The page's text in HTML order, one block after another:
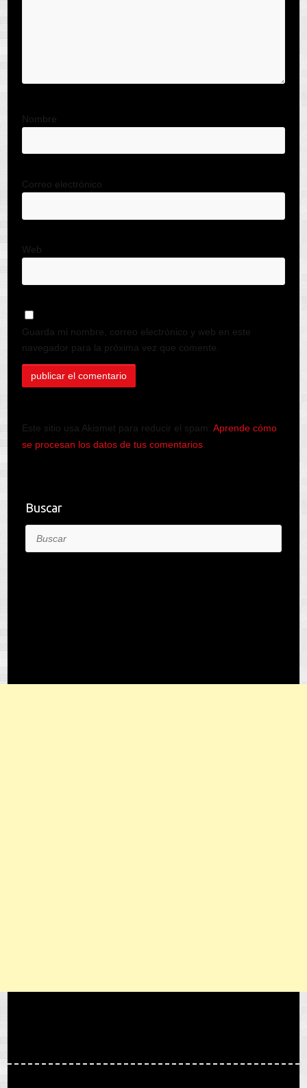
Nombre
Correo electrónico
Web
Guarda mi nombre, correo electrónico y web en este
navegador para la próxima vez que comente.
Este sitio usa Akismet para reducir el spam. Aprende cómo
se procesan los datos de tus comentarios.
Buscar
Buscar